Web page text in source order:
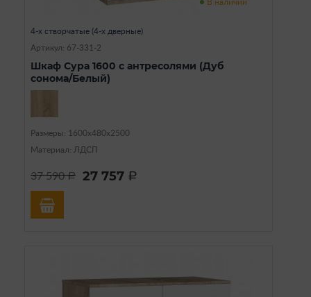
В наличии
4-х створчатые (4-х дверные)
Артикул: 67-331-2
Шкаф Сура 1600 с антресолями (Дуб
сонома/Белый)
Размеры: 1600х480х2500
Материал: ЛДСП
37 590a 27 757 a